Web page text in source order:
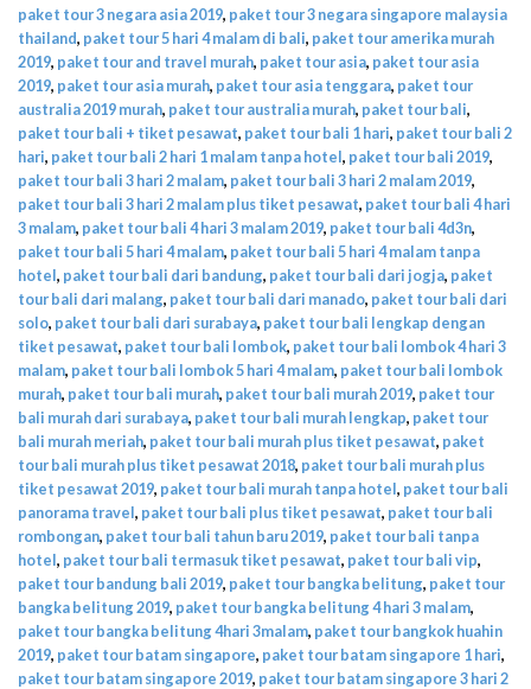
paket tour 3 negara asia 2019, paket tour 3 negara singapore malaysia
thailand, paket tour 5 hari 4 malam di bali, paket tour amerika murah
2019, paket tour and travel murah, paket tour asia, paket tour asia
2019, paket tour asia murah, paket tour asia tenggara, paket tour
australia 2019 murah, paket tour australia murah, paket tour bali,
paket tour bali + tiket pesawat, paket tour bali 1 hari, paket tour bali 2
hari, paket tour bali 2 hari 1 malam tanpa hotel, paket tour bali 2019,
paket tour bali 3 hari 2 malam, paket tour bali 3 hari 2 malam 2019,
paket tour bali 3 hari 2 malam plus tiket pesawat, paket tour bali 4 hari
3 malam, paket tour bali 4 hari 3 malam 2019, paket tour bali 4d3n,
paket tour bali 5 hari 4 malam, paket tour bali 5 hari 4 malam tanpa
hotel, paket tour bali dari bandung, paket tour bali dari jogja, paket
tour bali dari malang, paket tour bali dari manado, paket tour bali dari
solo, paket tour bali dari surabaya, paket tour bali lengkap dengan
tiket pesawat, paket tour bali lombok, paket tour bali lombok 4 hari 3
malam, paket tour bali lombok 5 hari 4 malam, paket tour bali lombok
murah, paket tour bali murah, paket tour bali murah 2019, paket tour
bali murah dari surabaya, paket tour bali murah lengkap, paket tour
bali murah meriah, paket tour bali murah plus tiket pesawat, paket
tour bali murah plus tiket pesawat 2018, paket tour bali murah plus
tiket pesawat 2019, paket tour bali murah tanpa hotel, paket tour bali
panorama travel, paket tour bali plus tiket pesawat, paket tour bali
rombongan, paket tour bali tahun baru 2019, paket tour bali tanpa
hotel, paket tour bali termasuk tiket pesawat, paket tour bali vip,
paket tour bandung bali 2019, paket tour bangka belitung, paket tour
bangka belitung 2019, paket tour bangka belitung 4 hari 3 malam,
paket tour bangka belitung 4hari 3malam, paket tour bangkok huahin
2019, paket tour batam singapore, paket tour batam singapore 1 hari,
paket tour batam singapore 2019, paket tour batam singapore 3 hari 2